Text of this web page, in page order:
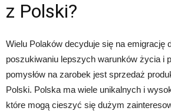
z Polski?
Wielu Polaków decyduje się na emigrację
poszukiwaniu lepszych warunków życia i
pomysłów na zarobek jest sprzedaż
Polski. Polska ma wiele unikalnych i
które mogą cieszyć się dużym